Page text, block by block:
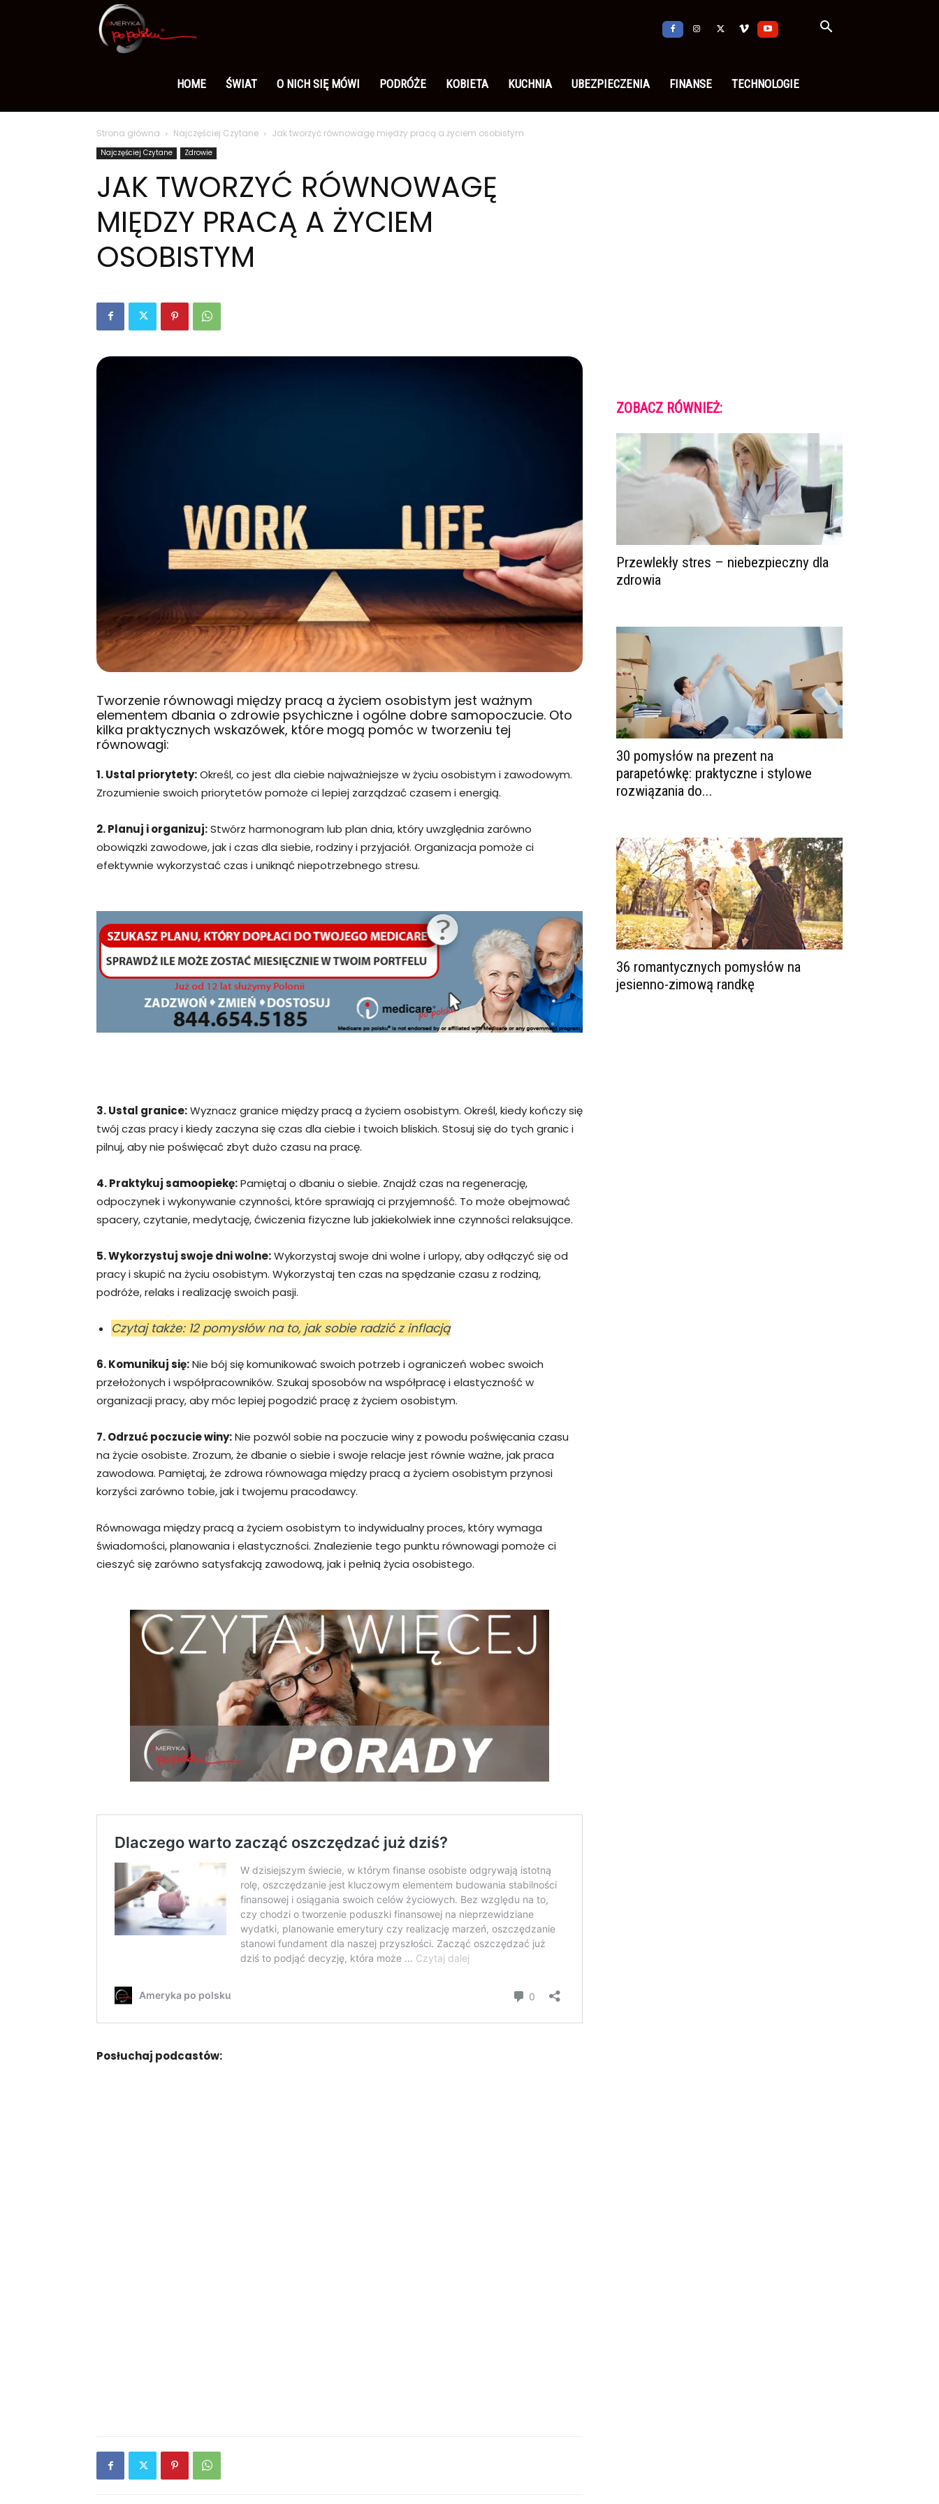
po
polsku
HOME ŚWIAT O NICH SIĘ MÓWI PODRÓŻE KOBIETA KUCHNIA UBEZPIECZENIA FINANSE TECHNOLOGIE
Strona główna Najczęściej Czytane Jak tworzyć równowagę między pracą a życiem osobistym
Najczęściej Czytane Zdrowie
JAK TWORZYĆ RÓWNOWAGĘ
MIĘDZY PRACĄ A ŻYCIEM
OSOBISTYM
Tworzenie równowagi między pracą a życiem osobistym jest ważnym
elementem dbania o zdrowie psychiczne i ogólne dobre samopoczucie. Oto
kilka praktycznych wskazówek, które mogą pomóc w tworzeniu tej
równowagi:
1. Ustal priorytety:Określ, co jest dla ciebie najważniejsze w życiu osobistym i zawodowym.
Zrozumienie swoich priorytetów pomoże ci lepiej zarządzać czasem i energią.
2. Planuj i organizuj:Stwórz harmonogram lub plan dnia, który uwzględnia zarówno
obowiązki zawodowe, jak i czas dla siebie, rodziny i przyjaciół. Organizacja pomoże ci
efektywnie wykorzystać czas i uniknąć niepotrzebnego stresu.
3. Ustal granice:Wyznacz granice między pracą a życiem osobistym. Określ, kiedy kończy się
twój czas pracy i kiedy zaczyna się czas dla ciebie i twoich bliskich. Stosuj się do tych granic i
pilnuj, aby nie poświęcać zbyt dużo czasu na pracę.
4. Praktykuj samoopiekę:Pamiętaj o dbaniu o siebie. Znajdź czas na regenerację,
odpoczynek i wykonywanie czynności, które sprawiają ci przyjemność. To może obejmować
spacery, czytanie, medytację, ćwiczenia fizyczne lub jakiekolwiek inne czynności relaksujące.
5. Wykorzystuj swoje dni wolne:Wykorzystaj swoje dni wolne i urlopy, aby odłączyć się od
pracy i skupić na życiu osobistym. Wykorzystaj ten czas na spędzanie czasu z rodziną,
podróże, relaks i realizację swoich pasji.
Czytaj także: 12 pomysłów na to, jak sobie radzić z inflacją
6. Komunikuj się:Nie bój się komunikować swoich potrzeb i ograniczeń wobec swoich
przełożonych i współpracowników. Szukaj sposobów na współpracę i elastyczność w
organizacji pracy, aby móc lepiej pogodzić pracę z życiem osobistym.
7. Odrzuć poczucie winy:Nie pozwól sobie na poczucie winy z powodu poświęcania czasu
na życie osobiste. Zrozum, że dbanie o siebie i swoje relacje jest równie ważne, jak praca
zawodowa. Pamiętaj, że zdrowa równowaga między pracą a życiem osobistym przynosi
korzyści zarówno tobie, jak i twojemu pracodawcy.
Równowaga między pracą a życiem osobistym to indywidualny proces, który wymaga
świadomości, planowania i elastyczności. Znalezienie tego punktu równowagi pomoże ci
cieszyć się zarówno satysfakcją zawodową, jak i pełnią życia osobistego.
Posłuchaj podcastów:
ZOBACZ RÓWNIEŻ:
Przewlekły stres – niebezpieczny dla
zdrowia
30 pomysłów na prezent na
parapetówkę: praktyczne i stylowe
rozwiązania do...
36 romantycznych pomysłów na
jesienno-zimową randkę